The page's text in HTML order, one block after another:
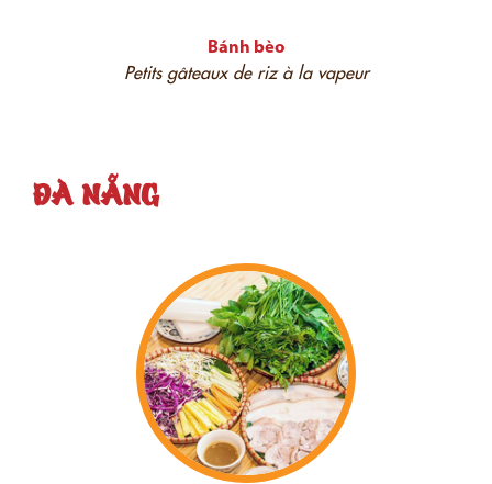
Bánh bèo
Petits gâteaux de riz à la vapeur
ĐÀ NẴNG